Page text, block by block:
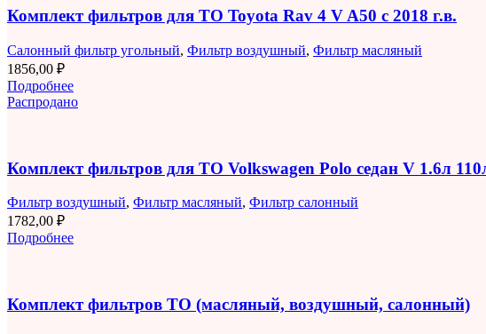
Комплект фильтров для ТО Toyota Rav 4 V A50 с 2018 г.в.
Салонный фильтр угольный, Фильтр воздушный, Фильтр масляный
1856,00 ₽
Подробнее
Распродано
Комплект фильтров для ТО Volkswagen Polo седан V 1.6л
Фильтр воздушный, Фильтр масляный, Фильтр салонный
1782,00 ₽
Подробнее
Комплект фильтров ТО (масляный, воздушный, салонный)